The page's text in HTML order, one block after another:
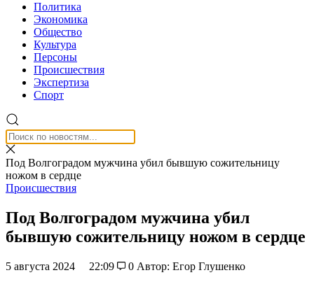
Политика
Экономика
Общество
Культура
Персоны
Происшествия
Экспертиза
Спорт
Под Волгоградом мужчина убил бывшую сожительницу
ножом в сердце
Происшествия
Под Волгоградом мужчина убил
бывшую сожительницу ножом в сердце
5 августа 2024 22:09 0 Автор: Егор Глушенко